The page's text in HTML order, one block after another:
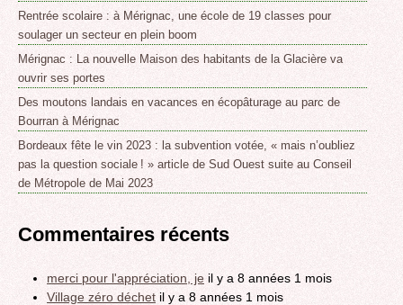
Rentrée scolaire : à Mérignac, une école de 19 classes pour
soulager un secteur en plein boom
Mérignac : La nouvelle Maison des habitants de la Glacière va
ouvrir ses portes
Des moutons landais en vacances en écopâturage au parc de
Bourran à Mérignac
Bordeaux fête le vin 2023 : la subvention votée, « mais n’oubliez
pas la question sociale ! » article de Sud Ouest suite au Conseil
de Métropole de Mai 2023
Commentaires récents
merci pour l'appréciation, je il y a 8 années 1 mois
Village zéro déchet il y a 8 années 1 mois